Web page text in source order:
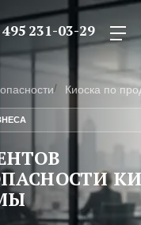
495 231-03-29
Киоска по